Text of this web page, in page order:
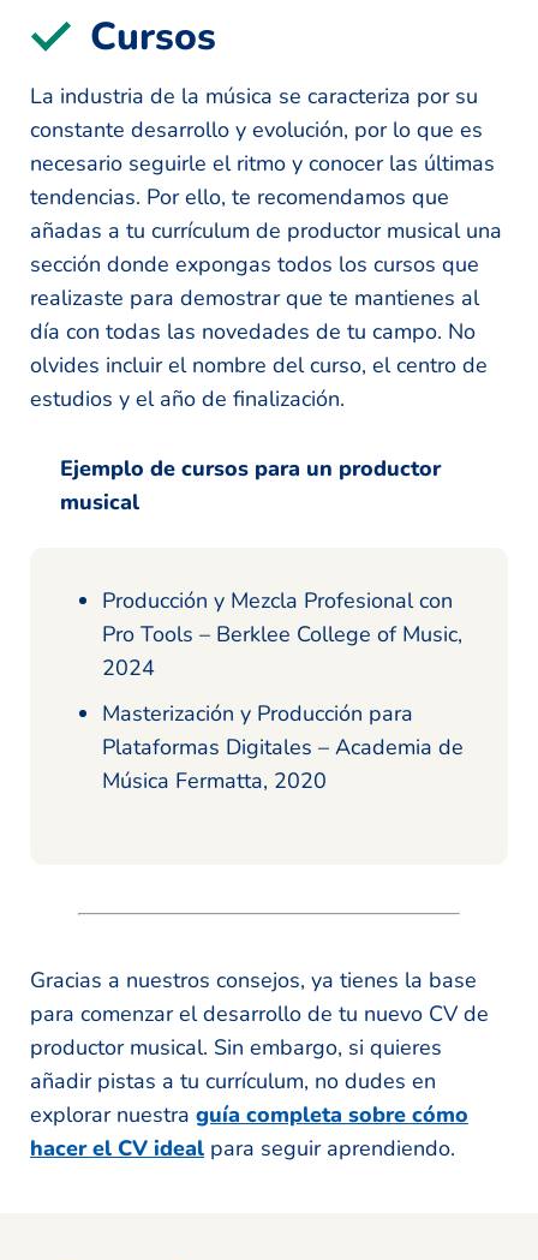
Cursos
La industria de la música se caracteriza por su
constante desarrollo y evolución, por lo que es
necesario seguirle el ritmo y conocer las últimas
tendencias. Por ello, te recomendamos que
añadas a tu currículum de productor musical una
sección donde expongas todos los cursos que
realizaste para demostrar que te mantienes al
día con todas las novedades de tu campo. No
olvides incluir el nombre del curso, el centro de
estudios y el año de finalización.
Ejemplo de cursos para un productor
musical
Producción y Mezcla Profesional con
Pro Tools – Berklee College of Music,
2024
Masterización y Producción para
Plataformas Digitales – Academia de
Música Fermatta, 2020
Gracias a nuestros consejos, ya tienes la base
para comenzar el desarrollo de tu nuevo CV de
productor musical. Sin embargo, si quieres
añadir pistas a tu currículum, no dudes en
explorar nuestra guía completa sobre cómo
hacer el CV ideal para seguir aprendiendo.